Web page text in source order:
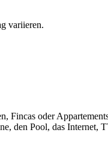
variieren.
oder
den Pool, das